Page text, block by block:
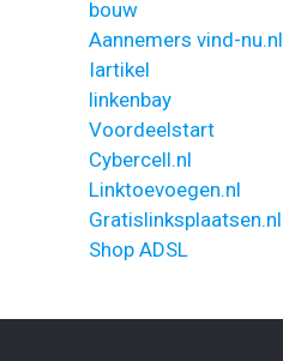
bouw
Aannemers vind-nu.nl
Iartikel
linkenbay
Voordeelstart
Cybercell.nl
Linktoevoegen.nl
Gratislinksplaatsen.nl
Shop ADSL